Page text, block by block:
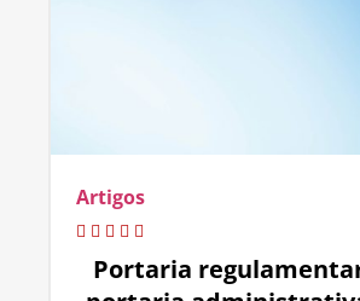
Artigos
Portaria